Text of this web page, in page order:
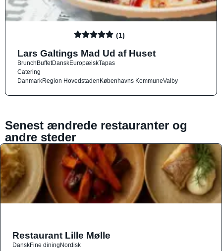
(1)
Lars Galtings Mad Ud af Huset
BrunchBuffetDanskEuropæiskTapas
Catering
DanmarkRegion HovedstadenKøbenhavns KommuneValby
Senest ændrede restauranter og
andre steder
Restaurant Lille Mølle
DanskFine diningNordisk